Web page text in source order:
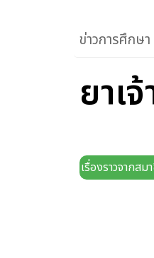
ข่าวการศึกษา
ยาเ
เรื่องราวจากสม